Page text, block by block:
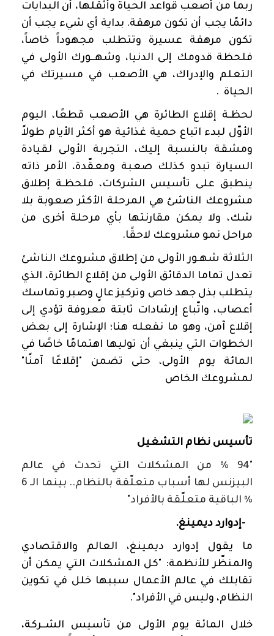
ربما من أصعب قواعد الحياة وأثقلها، أن البدايات
دائمًا يجب أن تكون مرهقة. بداية أي شيء يجب أن
تكون مرهقة عسيرة وتتطلب مجهوداً خاصاً،
فلحظة قدومك إلى الدنيا، وشهــورك الأولى في
التعلم والإدراك، هي الأصعب في مسيرتك في
الحياة .
لحظـة إقلاع الطائرة هي الأصعب قطعًا، اليوم
الأوّل لبدء اتباع حمية غذائية هو أكثر الأيام طولاً
ومشقة بالنسبة إليك، التجربة الأولى لقيادة
السيارة تبدو كذلك صعبة ومعقّدة، الأمر ذاته
ينطبق على تأسيس الشركات، فلحظـة إطلاق
مشروعك الناشئ هي المرحلة الأكثر صعوبة بلا
شك، ولا يمكن مقارنتها بأي مرحلة أخرى من
مراحل نمو مشروعك لاحقًا.
الثلاثة شهـور الأولى من إطلاق مشروعك الناشئ
تعدل تماما الدقائق الأولى من إقلاع الطائرة، الذي
يتطلب بذل جهد خاص وتركيز عالٍ وصبر وتماسك
أعصاب، واتّباع إرشادات ثابتة معروفة تؤدي إلى
إقلاع آمن، وهو ما نفعله هنا؛ الإشارة إلى بعض
الخطوات التي ينبغي أن توليها اهتمامًا خاصًا في
المائة يوم الأولى، حتى تضمن "إقلاعًا آمنًا"
لمشروعك الخاص
تأسيس نظام التشغيل
"94 % من المشكلات التي تحدث في عالم
البيزنس لها أسباب متعلّقة بالنظام.. بينما الـ 6
% الباقية متعلّقة بالأفراد"
-إدوارد ديمينغ.
ما يقول إدوارد ديمينغ، العالم والاقتصادي
والمنظّر للأنظمة: "كل المشكلات التي يمكن أن
تقابلك في عالم الأعمال سببها خلل في تكوين
النظام، وليس في الأفراد".
خلال المائة يوم الأولى من تأسيس الشــركة،